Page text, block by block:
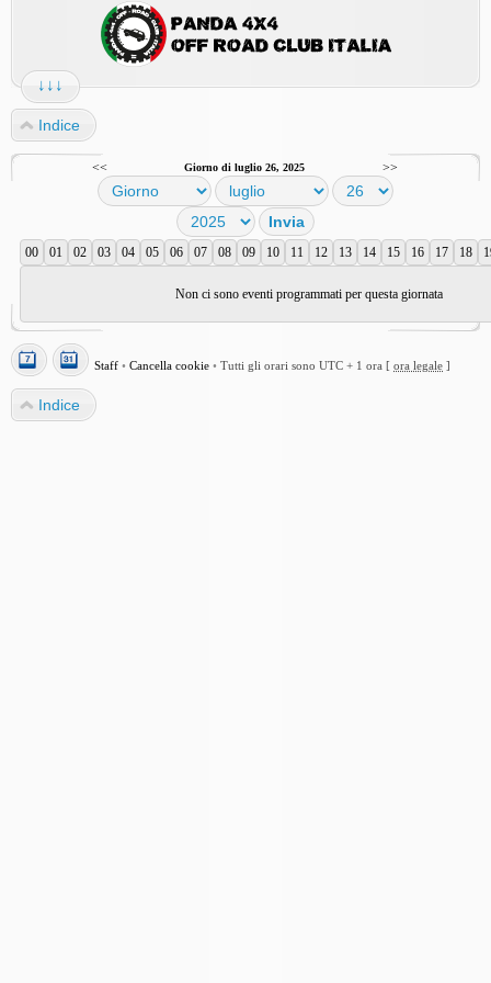
↓↓↓
Indice
<< Giorno di luglio 26, 2025 >>
00 01 02 03 04 05 06 07 08 09 10 11 12 13 14 15 16 17 18
Non ci sono eventi programmati per questa giornata
Staff • Cancella cookie • Tutti gli orari sono UTC + 1 ora [ ora legale ]
Indice